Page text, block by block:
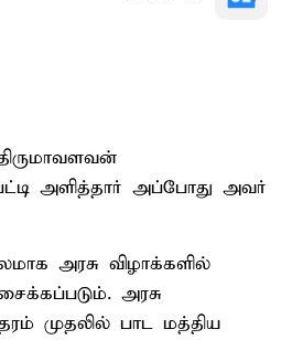
அளித்தார் அப்போது அவர்
அரசு விழாக்களில்
அரசு
முதலில் பாட மத்திய